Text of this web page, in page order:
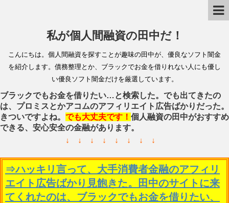
私が個人間融資の田中だ！
こんにちは。個人間融資を探すことが趣味の田中が、優良なソフト闇金
を紹介します。債務整理とか、ブラックでお金を借りれない人にも優し
い優良ソフト闇金だけを厳選しています。
ブラックでもお金を借りたい…と検索した。でも出てきたの
は、プロミスとかアコムのアフィリエイト広告ばかりだった。
きついですよね。 でも大丈夫です！ 個人融資の田中がおすすめ
できる、安心安全の金融があります。
↓ ↓ ↓ ↓ ↓ ↓ ↓ ↓
⇒ハッキリ言って、大手消費者金融のアフィリ
エイト広告ばかり見飽きた。田中のサイトに来
てくれたのは、ブラックでもお金を借りたい、